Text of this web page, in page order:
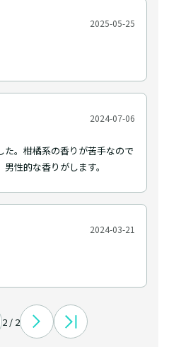
2025-05-25
2024-07-06
た。柑橘系の香りが苦手なので
性的な香りがします。
2024-03-21
2 / 2